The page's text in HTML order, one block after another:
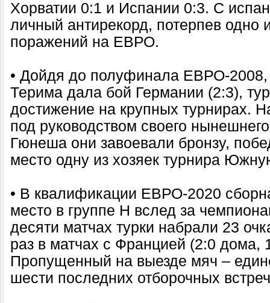
Хорватии 0:1 и Испании 0:3. С
личный антирекорд, потерпев одно
поражений на ЕВРО.
• Дойдя до полуфинала ЕВРО-2008,
Терима дала бой Германии (2:3),
достижение на крупных турнирах.
под руководством своего
Гюнеша они завоевали бронзу,
место одну из хозяек турнира
• В квалификации ЕВРО-2020
место в группе H вслед за
десяти матчах турки набрали 23
раз в матчах с Францией (2:0 дома,
Пропущенный на выезде мяч –
шести последних отборочных